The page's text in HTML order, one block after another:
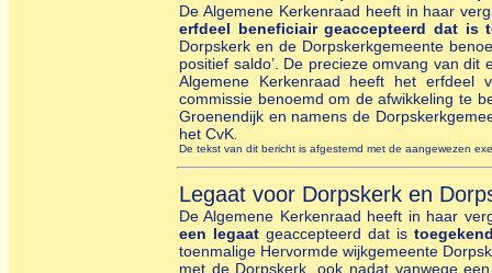
De Algemene Kerkenraad heeft in haar
erfdeel beneficiair geaccepteerd dat is
Dorpskerk en de Dorpskerkgemeente
positief saldo’. De precieze omvang van
Algemene Kerkenraad heeft het erfdeel
commissie benoemd om de afwikkeling te
Groenendijk en namens de
het CvK
De tekst van dit bericht is afgestemd met de aangewezen
Legaat voor Dorpskerk en
De Algemene Kerkenraad heeft in haar
een legaat geaccepteerd dat is
toenmalige Hervormde wijkgemeente
met de Dorpskerk, ook nadat vanwege